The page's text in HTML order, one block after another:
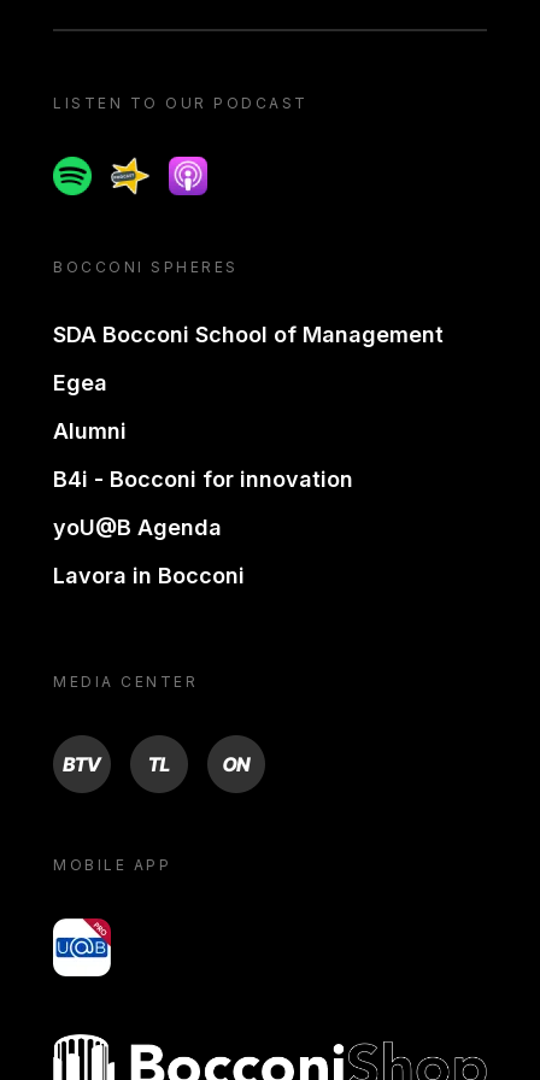
LISTEN TO OUR PODCAST
SpotifySpreakerApple podcast
BOCCONI SPHERES
SDA Bocconi School of Management
Egea
Alumni
B4i - Bocconi for innovation
yoU@B Agenda
Lavora in Bocconi
MEDIA CENTER
BTV TL ON
MOBILE APP
yoU@B
Bocconi shop